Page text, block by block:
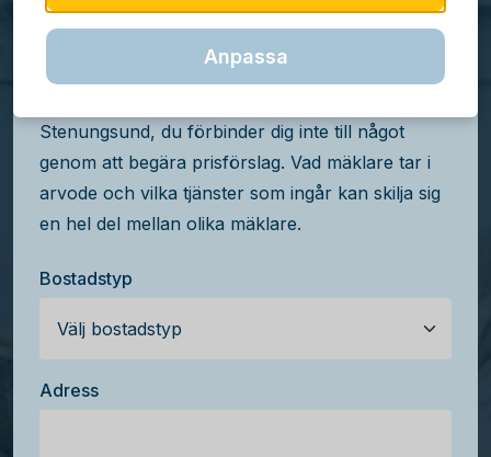
Stenungsund
Stenungsund, du förbinder dig inte till något
genom att begära prisförslag. Vad mäklare tar i
arvode och vilka tjänster som ingår kan skilja sig
en hel del mellan olika mäklare.
Bostadstyp
Adress
Anpassa